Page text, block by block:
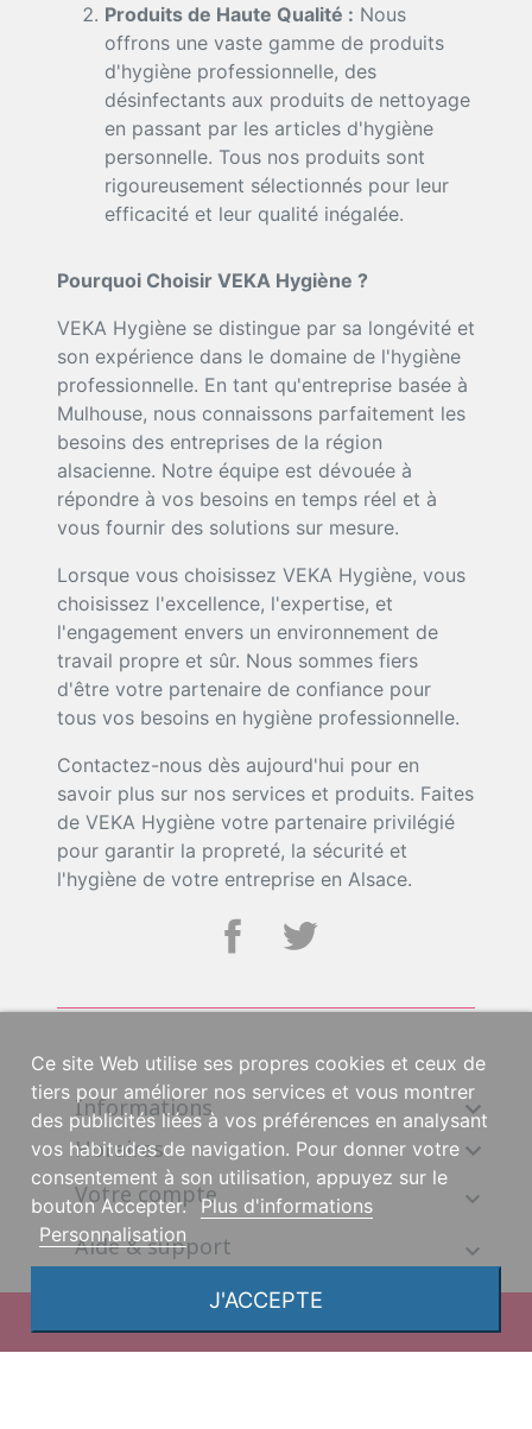
Produits de Haute Qualité : Nous
offrons une vaste gamme de produits
d'hygiène professionnelle, des
désinfectants aux produits de nettoyage
en passant par les articles d'hygiène
personnelle. Tous nos produits sont
rigoureusement sélectionnés pour leur
efficacité et leur qualité inégalée.
Pourquoi Choisir VEKA Hygiène ?
VEKA Hygiène se distingue par sa longévité et
son expérience dans le domaine de l'hygiène
professionnelle. En tant qu'entreprise basée à
Mulhouse, nous connaissons parfaitement les
besoins des entreprises de la région
alsacienne. Notre équipe est dévouée à
répondre à vos besoins en temps réel et à
vous fournir des solutions sur mesure.
Lorsque vous choisissez VEKA Hygiène, vous
choisissez l'excellence, l'expertise, et
l'engagement envers un environnement de
travail propre et sûr. Nous sommes fiers
d'être votre partenaire de confiance pour
tous vos besoins en hygiène professionnelle.
Contactez-nous dès aujourd'hui pour en
savoir plus sur nos services et produits. Faites
de VEKA Hygiène votre partenaire privilégié
pour garantir la propreté, la sécurité et
l'hygiène de votre entreprise en Alsace.
Informations 
Horaires 
Votre compte
Aide & support
Ce site Web utilise ses propres cookies et ceux de
tiers pour améliorer nos services et vous montrer
des publicités liées à vos préférences en analysant
vos habitudes de navigation. Pour donner votre
consentement à son utilisation, appuyez sur le
bouton Accepter. Plus d'informations
Personnalisation
J'ACCEPTE